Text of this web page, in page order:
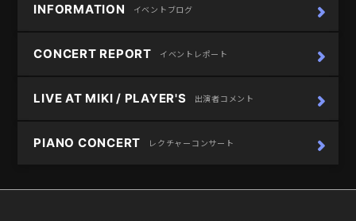
INFORMATION イベントブログ
CONCERT REPORT イベントレポート
LIVE AT MIKI / PLAYER'S 出演者コメント
PIANO CONCERT レクチャーコンサート